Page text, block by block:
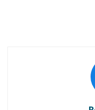
“Chente”, como
papá es dueño de
dicho nombre -, se